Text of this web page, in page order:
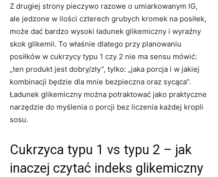
Z drugiej strony pieczywo razowe o umiarkowanym IG,
ale jedzone w ilości czterech grubych kromek na posiłek,
może dać bardzo wysoki ładunek glikemiczny i wyraźny
skok glikemii. To właśnie dlatego przy planowaniu
posiłków w cukrzycy typu 1 czy 2 nie ma sensu mówić:
„ten produkt jest dobry/zły”, tylko: „jaka porcja i w jakiej
kombinacji będzie dla mnie bezpieczna oraz sycąca”.
Ładunek glikemiczny można potraktować jako praktyczne
narzędzie do myślenia o porcji bez liczenia każdej kropli
sosu.
Cukrzyca typu 1 vs typu 2 – jak
inaczej czytać indeks glikemiczny